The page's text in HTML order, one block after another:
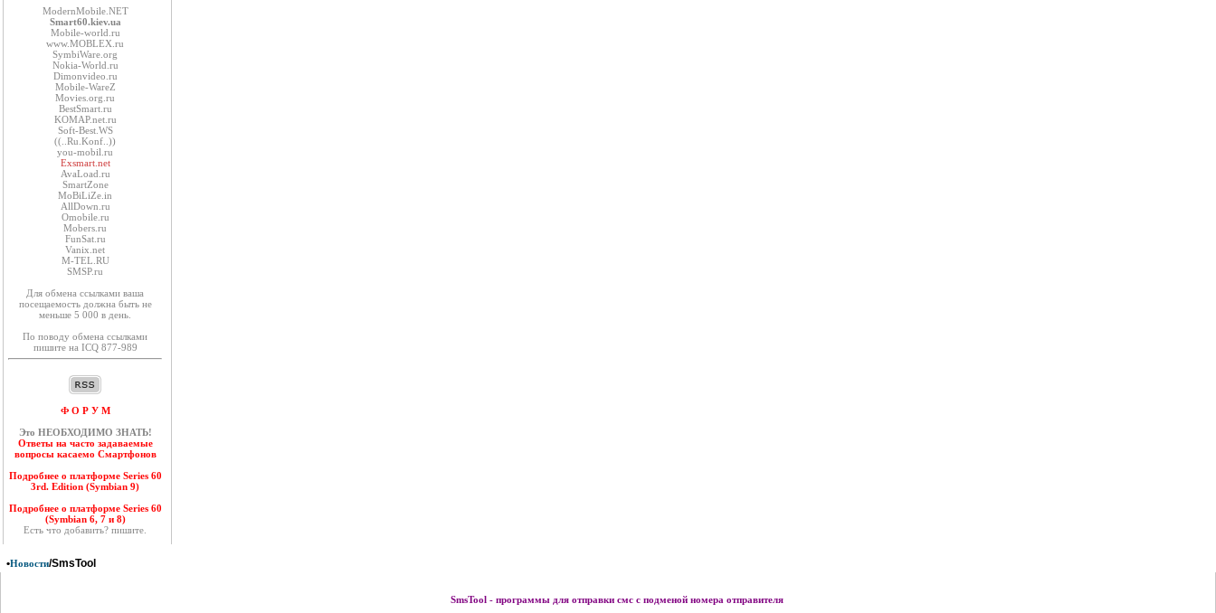
ModernMobile.NET
Smart60.kiev.ua
Mobile-world.ru
www.MOBLEX.ru
SymbiWare.org
Nokia-World.ru
Dimonvideo.ru
Mobile-WareZ
Movies.org.ru
BestSmart.ru
KOMAP.net.ru
Soft-Best.WS
((..Ru.Konf..))
you-mobil.ru
Exsmart.net
AvaLoad.ru
SmartZone
MoBiLiZe.in
AllDown.ru
Оmobile.ru
Mobers.ru
FunSat.ru
Vanix.net
M-TEL.RU
SMSP.ru
Для обмена ссылками ваша
посещаемость должна быть не
меньше 5 000 в день.
По поводу обмена ссылками
пишите на ICQ 877-989
Ф О Р У М
Это НЕОБХОДИМО ЗНАТЬ!
Ответы на часто задаваемые
вопросы касаемо Смартфонов
Подробнее о платформе Series 60
3rd. Edition (Symbian 9)
Подробнее о платформе Series 60
(Symbian 6, 7 и 8)
Есть что добавить? пишите.
•Новости/SmsTool
SmsTool - программы для отправки смс с подменой номера отправителя